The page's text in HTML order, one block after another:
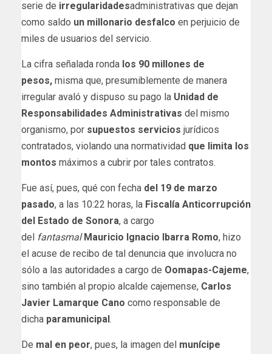
serie de irregularidadesadministrativas que dejan
como saldo un millonario desfalco en perjuicio de
miles de usuarios del servicio.
La cifra señalada ronda los 90 millones de
pesos, misma que, presumiblemente de manera
irregular avaló y dispuso su pago la Unidad de
Responsabilidades Administrativas del mismo
organismo, por supuestos servicios jurídicos
contratados, violando una normatividad que limita los
montos máximos a cubrir por tales contratos.
Fue así, pues, qué con fecha del 19 de marzo
pasado, a las 10:22 horas, la Fiscalía Anticorrupción
del Estado de Sonora, a cargo
del fantasmal Mauricio Ignacio Ibarra Romo, hizo
el acuse de recibo de tal denuncia que involucra no
sólo a las autoridades a cargo de Oomapas-Cajeme,
sino también al propio alcalde cajemense, Carlos
Javier Lamarque Cano como responsable de
dicha paramunicipal.
De mal en peor, pues, la imagen del munícipe